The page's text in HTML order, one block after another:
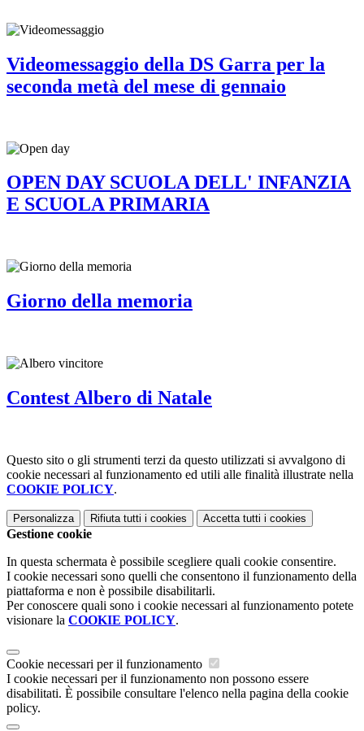
Videomessaggio della DS Garra per la
seconda metà del mese di gennaio
OPEN DAY SCUOLA DELL' INFANZIA
E SCUOLA PRIMARIA
Giorno della memoria
Contest Albero di Natale
Questo sito o gli strumenti terzi da questo utilizzati si avvalgono di
cookie necessari al funzionamento ed utili alle finalità illustrate nella
COOKIE POLICY.
Personalizza Rifiuta tutti i cookies Accetta tutti i cookies
Gestione cookie
In questa schermata è possibile scegliere quali cookie consentire.
I cookie necessari sono quelli che consentono il funzionamento della
piattaforma e non è possibile disabilitarli.
Per conoscere quali sono i cookie necessari al funzionamento potete
visionare la COOKIE POLICY.
Cookie necessari per il funzionamento
I cookie necessari per il funzionamento non possono essere
disabilitati. È possibile consultare l'elenco nella pagina della cookie
policy.